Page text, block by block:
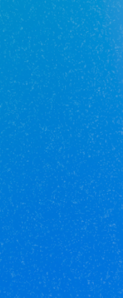
товаров
и услуг,
исключительно
условиях не является
кодекса
Российской
СОГЛАСИЕ на обработку
обработки
об использовании